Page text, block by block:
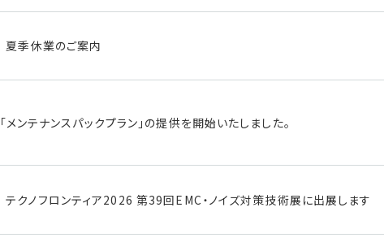
夏季休業のご案内
「メンテナンスパックプラン」の提供を開始いたしました。
テクノフロンティア2026 第39回EMC・ノイズ対策技術展に出展します